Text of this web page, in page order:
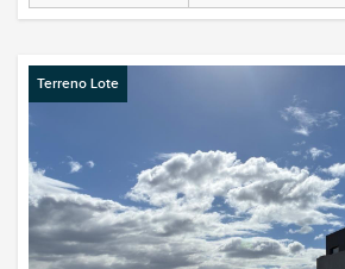
Terreno Lote